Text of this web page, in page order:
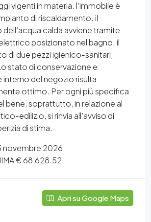
vigenti in materia. l’immobile è
di riscaldamento. il
calda avviene tramite
posizionato nel bagno. il
di due pezzi igienico-sanitari,
stato di conservazione e
del negozio risulta
ottimo. Per ogni più specifica
bene, soprattutto, in relazione al
edilizio, si rinvia all’avviso di
di stima.
novembre 2026
€ 68,628.52
Apri su Google Maps